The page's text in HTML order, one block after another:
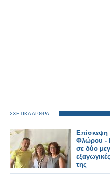
ΣΧΕΤΙΚΑ ΑΡΘΡΑ
Επίσκεψη
Φλώρου -
σε δύο
της